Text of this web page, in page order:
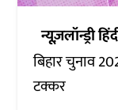
न्यूज़लॉन्ड्री
बिहार चुनाव
टक्कर